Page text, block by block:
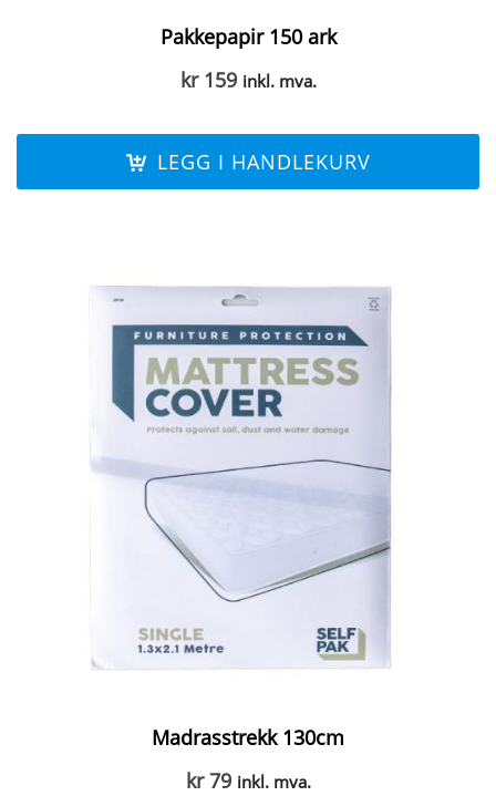
Pakkepapir 150 ark
kr159 inkl. mva.
LEGG I HANDLEKURV
Madrasstrekk 130cm
kr79 inkl. mva.